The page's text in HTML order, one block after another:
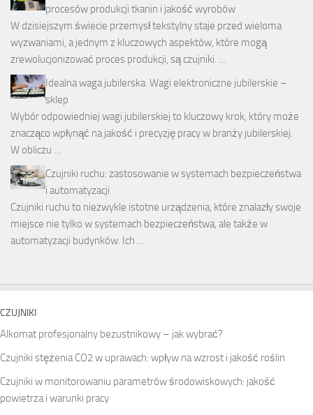
procesów produkcji tkanin i jakość wyrobów
W dzisiejszym świecie przemysł tekstylny staje przed wieloma
wyzwaniami, a jednym z kluczowych aspektów, które mogą
zrewolucjonizować proces produkcji, są czujniki. …
Idealna waga jubilerska. Wagi elektroniczne jubilerskie –
sklep
Wybór odpowiedniej wagi jubilerskiej to kluczowy krok, który może
znacząco wpłynąć na jakość i precyzję pracy w branży jubilerskiej.
W obliczu …
Czujniki ruchu: zastosowanie w systemach bezpieczeństwa
i automatyzacji
Czujniki ruchu to niezwykle istotne urządzenia, które znalazły swoje
miejsce nie tylko w systemach bezpieczeństwa, ale także w
automatyzacji budynków. Ich …
CZUJNIKI
Alkomat profesjonalny bezustnikowy – jak wybrać?
Czujniki stężenia CO2 w uprawach: wpływ na wzrost i jakość roślin
Czujniki w monitorowaniu parametrów środowiskowych: jakość
powietrza i warunki pracy